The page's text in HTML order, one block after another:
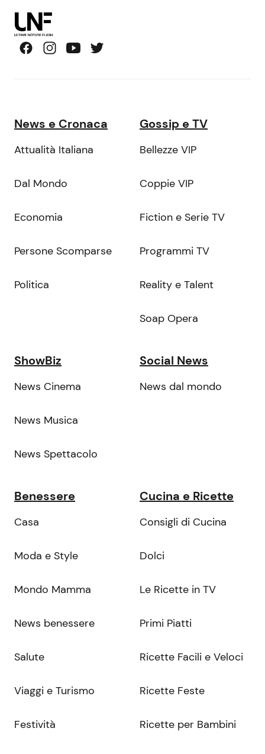
News e Cronaca
Attualità Italiana
Dal Mondo
Economia
Persone Scomparse
Politica
Gossip e TV
Bellezze VIP
Coppie VIP
Fiction e Serie TV
Programmi TV
Reality e Talent
Soap Opera
ShowBiz
News Cinema
News Musica
News Spettacolo
Social News
News dal mondo
Benessere
Casa
Moda e Style
Mondo Mamma
News benessere
Salute
Viaggi e Turismo
Festività
Cucina e Ricette
Consigli di Cucina
Dolci
Le Ricette in TV
Primi Piatti
Ricette Facili e Veloci
Ricette Feste
Ricette per Bambini